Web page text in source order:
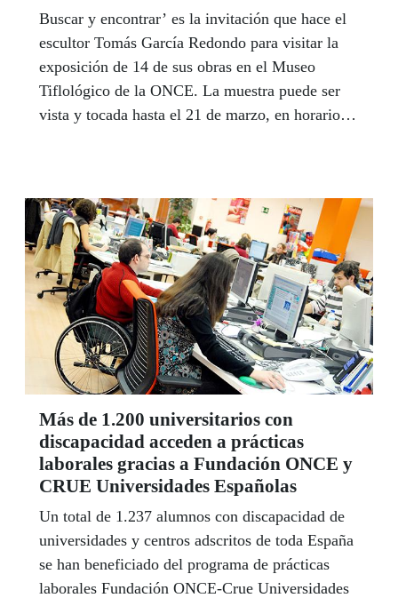
Buscar y encontrar’ es la invitación que hace el
escultor Tomás García Redondo para visitar la
exposición de 14 de sus obras en el Museo
Tiflológico de la ONCE. La muestra puede ser
vista y tocada hasta el 21 de marzo, en horario
Más de 1.200 universitarios con
discapacidad acceden a prácticas
laborales gracias a Fundación ONCE y
CRUE Universidades Españolas
Un total de 1.237 alumnos con discapacidad de
universidades y centros adscritos de toda España
se han beneficiado del programa de prácticas
laborales Fundación ONCE-Crue Universidades